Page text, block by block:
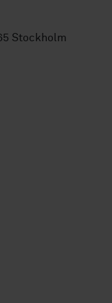
Stockholm